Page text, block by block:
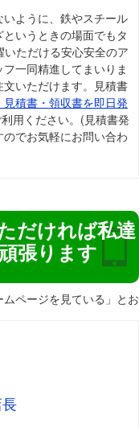
ように、鉄やスチール
いうときの場面でもタ
ただける安心安全のア
一同精進してまいりま
いただけます。見積書
積書・領収書を即日発
用ください。(見積書発
でお気軽にお問い合わ
だければ私達
張ります
ページを見ている」とお